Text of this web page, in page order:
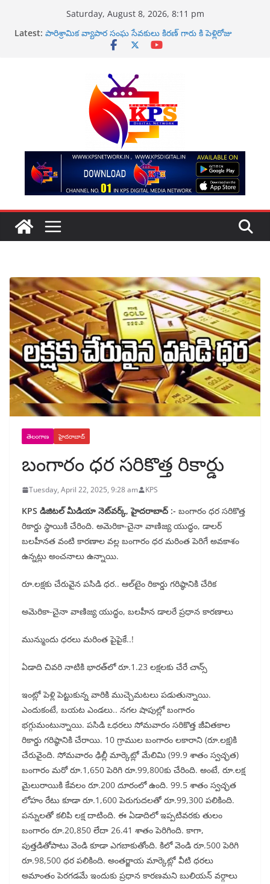
Saturday, August 8, 2026, 8:11 pm
Latest: పారిశ్రామిక వ్యాపార సంఘ సేవకులు కిరణ్ గారు కి పెళ్లిరోజు
చట్టప్రకారం తక్షణ చర్యలు తీసుకోవాలి
ఉప ముఖ్యమంత్రి పవన్ కళ్యాణ్ వ్యాఖ్యలపై ఆందోళన
కాటలినా ప్రొడక్షన్ నిర్మాణంలో కొత్త చిత్రం ఘనంగా ప్రారంభం
తెలంగాణ హైదరాబాద్
బంగారం ధర సరికొత్త రికార్డు
Tuesday, April 22, 2025, 9:28 am KPS
KPS డిజిటల్ మీడియా నెట్‌వర్క్, హైదరాబాద్‌ :- బంగారం ధర సరికొత్త
రికార్డు స్థాయికి చేరింది. అమెరికా-చైనా వాణిజ్య యుద్ధం, డాలర్
బలహీనత వంటి కారణాల వల్ల బంగారం ధర మరింత పెరిగే అవకాశం
ఉన్నట్లు అంచనాలు ఉన్నాయి.
రూ.లక్షకు చేరువైన పసిడి ధర.. ఆల్‌టైం రికార్డు గరిష్ఠానికి చేరిక
అమెరికా-చైనా వాణిజ్య యుద్ధం, బలహీన డాలరే ప్రధాన కారణాలు
మున్ముందు ధరలు మరింత పైపైకే..!
ఏడాది చివరి నాటికి భారత్‌లో రూ.1.23 లక్షలకు చేరే చాన్స్‌
ఇంట్లో పెళ్లి పెట్టుకున్న వారికి ముచ్చెమటలు పడుతున్నాయి.
ఎందుకంటే, బయట ఎండలు.. నగల షాపుల్లో బంగారం
భగ్గుమంటున్నాయి. పసిడి ఽధరలు సోమవారం సరికొత్త జీవితకాల
రికార్డు గరిష్ఠానికి చేరాయి. 10 గ్రాముల బంగారం లకారాని (రూ.లక్ష)కి
చేరువైంది. సోమవారం ఢిల్లీ మార్కెట్లో మేలిమి (99.9 శాతం స్వచ్ఛత)
బంగారం మరో రూ.1,650 పెరిగి రూ.99,800కు చేరింది. అంటే, రూ.లక్ష
మైలురాయికి కేవలం రూ.200 దూరంలో ఉంది. 99.5 శాతం స్వచ్ఛత
లోహం రేటు కూడా రూ.1,600 పెరుగుదలతో రూ.99,300 పలికింది.
పన్నులతో కలిపి లక్ష దాటింది. ఈ ఏడాదిలో ఇప్పటివరకు తులం
బంగారం రూ.20,850 లేదా 26.41 శాతం పెరిగింది. కాగా,
పుత్తడితోపాటు వెండి కూడా ఎగబాకుతోంది. కిలో వెండి రూ.500 పెరిగి
రూ.98,500 ధర పలికింది. అంతర్జాయ మార్కెట్లో వీటి ధరలు
అమాంతం పెరగడమే ఇందుకు ప్రధాన కారణమని బులియన్‌ వర్గాలు